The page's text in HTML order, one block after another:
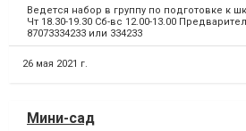
Ведется набор в группу по подготовке к
Чт 18.30-19.30 Сб-вс 12.00-13.00
87073334233 или 334233
26 мая 2021 г.
Мини-сад